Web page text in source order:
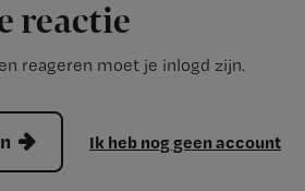
reactie
reageren moet je inlogd zijn.
Ik heb nog geen account